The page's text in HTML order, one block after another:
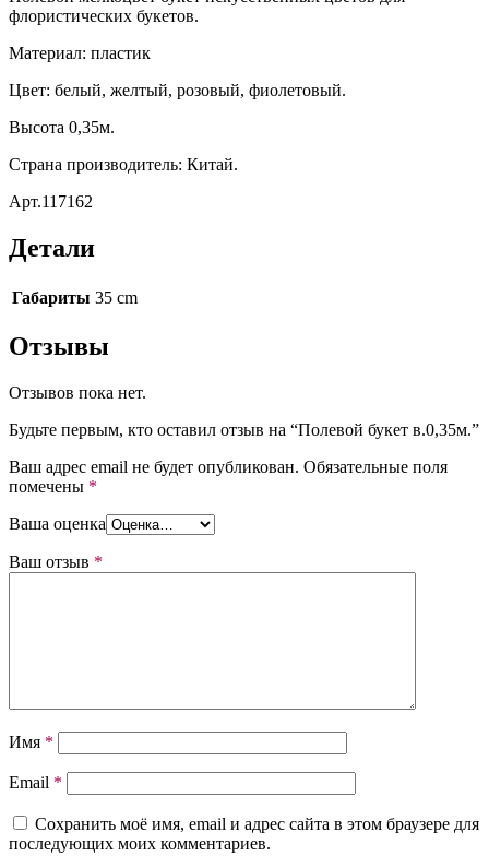
флористических букетов.
Материал: пластик
Цвет: белый, желтый, розовый, фиолетовый.
Высота 0,35м.
Страна производитель: Китай.
Арт.117162
Детали
Габариты 35 cm
Отзывы
Отзывов пока нет.
Будьте первым, кто оставил отзыв на “Полевой букет в.0,35м.”
Ваш адрес email не будет опубликован. Обязательные поля
помечены *
Ваша оценка
Ваш отзыв *
Имя *
Email *
Сохранить моё имя, email и адрес сайта в этом браузере для
последующих моих комментариев.